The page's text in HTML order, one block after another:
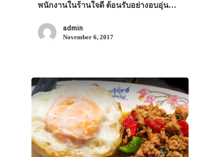
พนักงานในร้านใจดี ต้อนรับอย่างอบอุ่น…
admin
November 6, 2017